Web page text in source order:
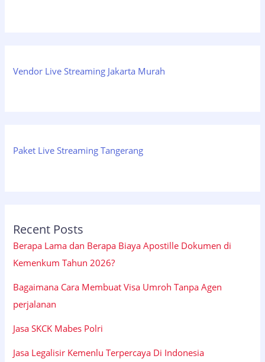
Vendor Live Streaming Jakarta Murah
Paket Live Streaming Tangerang
Recent Posts
Berapa Lama dan Berapa Biaya Apostille Dokumen di
Kemenkum Tahun 2026?
Bagaimana Cara Membuat Visa Umroh Tanpa Agen
perjalanan
Jasa SKCK Mabes Polri
Jasa Legalisir Kemenlu Terpercaya Di Indonesia